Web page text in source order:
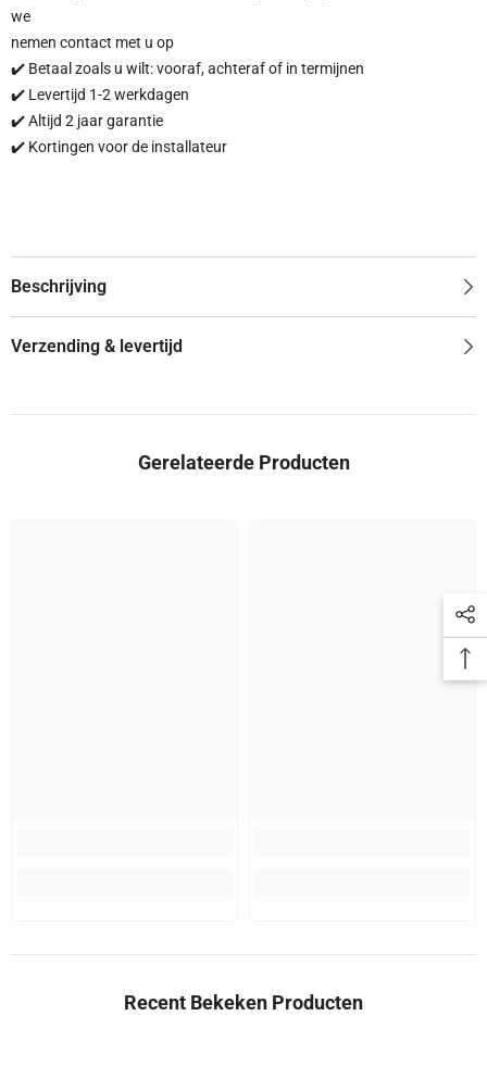
we
nemen contact met u op
✔️ Betaal zoals u wilt: vooraf, achteraf of in termijnen
✔️ Levertijd 1-2 werkdagen
✔️ Altijd 2 jaar garantie
✔️ Kortingen voor de installateur
Beschrijving
Verzending & levertijd
Gerelateerde Producten
Recent Bekeken Producten